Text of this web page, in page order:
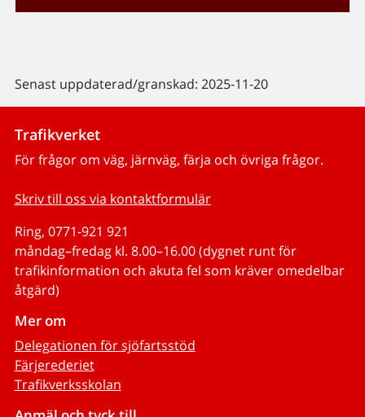
Senast uppdaterad/granskad: 2025-11-20
Trafikverket
För frågor om väg, järnväg, färja och övriga frågor.
Skriv till oss via kontaktformulär
Ring, 0771-921 921
måndag–fredag kl. 8.00–16.00 (dygnet runt för
trafikinformation och akuta fel som kräver omedelbar
åtgärd)
Mer om
Delegationen för sjöfartsstöd
Färjerederiet
Trafikverksskolan